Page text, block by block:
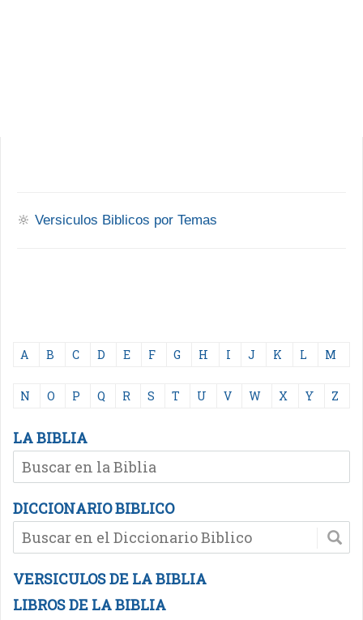
🔆 Versiculos Biblicos por Temas
A B C D E F G H I J K L M
N O P Q R S T U V W X Y Z
LA BIBLIA
DICCIONARIO BIBLICO
VERSICULOS DE LA BIBLIA
LIBROS DE LA BIBLIA